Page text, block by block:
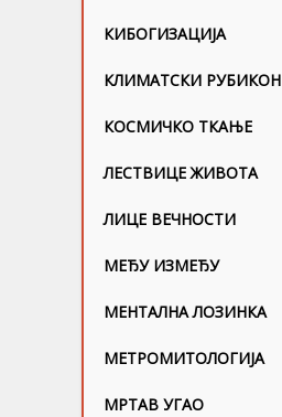
КИБОГИЗАЦИЈА
КЛИМАТСКИ РУБИКОН
КОСМИЧКО ТКАЊЕ
ЛЕСТВИЦЕ ЖИВОТА
ЛИЦЕ ВЕЧНОСТИ
МЕЂУ ИЗМЕЂУ
МЕНТАЛНА ЛОЗИНКА
МЕТРОМИТОЛОГИЈА
МРТАВ УГАО